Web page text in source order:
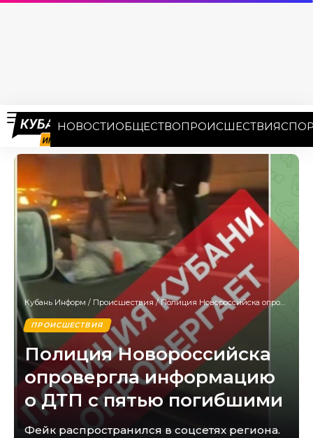
НОВОСТИОБЩЕСТВОПРОИСШЕСТВИЯ
Кубань Информ / Происшествия /Полиция Новороссийска опровергла информацию о ДТП с пятью погибшими
ПРОИСШЕСТВИЯ
Полиция Новороссийска
опровергла информацию
о ДТП с пятью погибшими
Фейк распространился в соцсетях региона.